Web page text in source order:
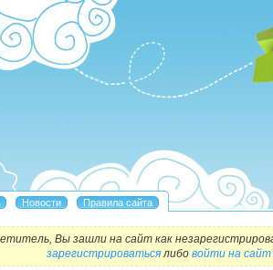
Вы зашли на сайт как
зарегистрироватьсялибо войти на сайт